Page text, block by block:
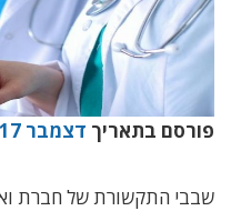
פורסם בתאריך דצמבר 17, 2020
שבבי התקשורת של חברת